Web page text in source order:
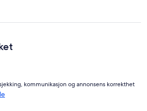
kommunikasjon og annonsens korrekthet